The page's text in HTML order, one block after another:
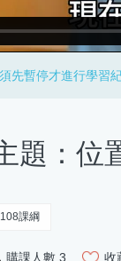
先暫停才進行學習紀
題：位
課綱
購課人數 3 收